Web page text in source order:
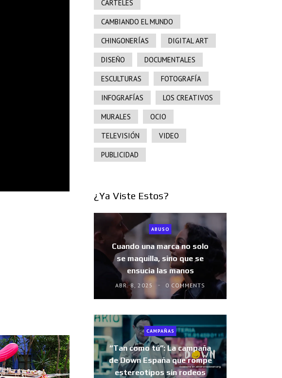
CARTELES
CAMBIANDO EL MUNDO
CHINGONERÍAS DIGITAL ART
DISEÑO DOCUMENTALES
ESCULTURAS FOTOGRAFÍA
INFOGRAFÍAS LOS CREATIVOS
MURALES OCIO
TELEVISIÓN VIDEO
PUBLICIDAD
¿Ya Viste Estos?
ABUSO
Cuando una marca no solo
se maquilla, sino que se
ensucia las manos
ABR. 8, 2025 0 COMMENTS
CAMPAÑAS
“Tan como tú”: La campaña
de Down España que rompe
estereotipos sin rodeos